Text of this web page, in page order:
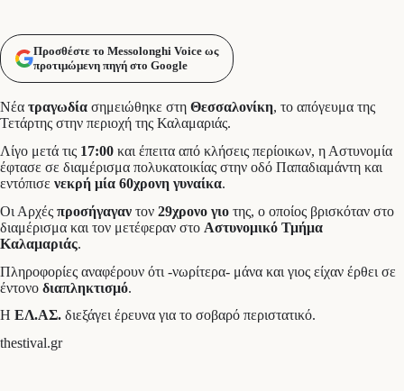
Προσθέστε το Messolonghi Voice ως
προτιμώμενη πηγή στο Google
Νέα τραγωδία σημειώθηκε στη Θεσσαλονίκη, το απόγευμα της
Τετάρτης στην περιοχή της Καλαμαριάς.
Λίγο μετά τις 17:00 και έπειτα από κλήσεις περίοικων, η Αστυνομία
έφτασε σε διαμέρισμα πολυκατοικίας στην οδό Παπαδιαμάντη και
εντόπισε νεκρή μία 60χρονη γυναίκα.
Οι Αρχές προσήγαγαν τον 29χρονο γιο της, ο οποίος βρισκόταν στο
διαμέρισμα και τον μετέφεραν στο Αστυνομικό Τμήμα
Καλαμαριάς.
Πληροφορίες αναφέρουν ότι -νωρίτερα- μάνα και γιος είχαν έρθει σε
έντονο διαπληκτισμό.
Η ΕΛ.ΑΣ. διεξάγει έρευνα για το σοβαρό περιστατικό.
thestival.gr